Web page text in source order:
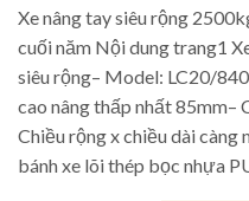
Xe nâng tay siêu rộng
cuối năm Nội dung trang1
siêu rộng– Model: LC20/
cao nâng thấp nhất 85mm–
Chiều rộng x chiều dài càng
bánh xe lõi thép bọc nhựa